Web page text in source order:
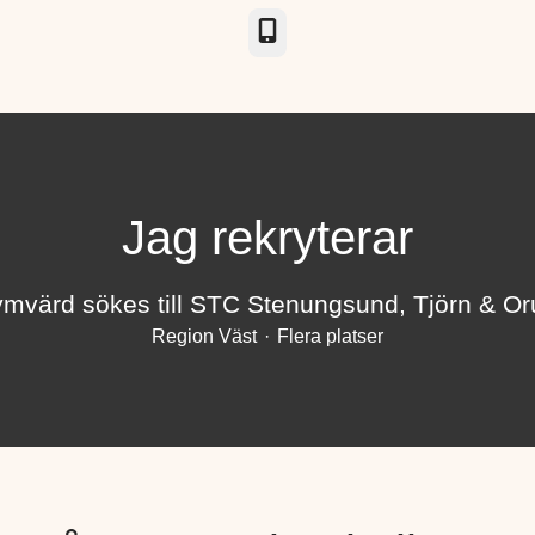
Jag rekryterar
sökes till STC Stenungsund, Tjörn &
Region Väst · Flera platser